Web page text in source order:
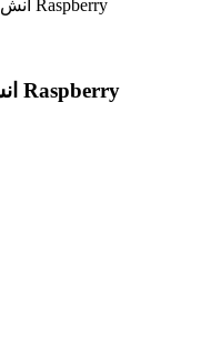
شاشة HDMI 5 انش للراس بيري Raspberry